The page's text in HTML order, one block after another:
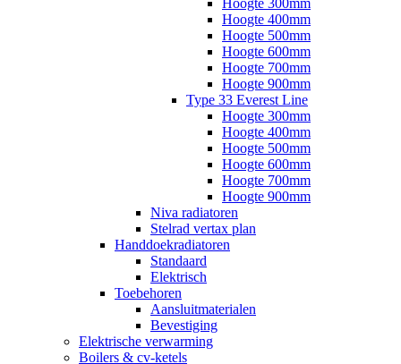
Hoogte 300mm
Hoogte 400mm
Hoogte 500mm
Hoogte 600mm
Hoogte 700mm
Hoogte 900mm
Type 33 Everest Line
Hoogte 300mm
Hoogte 400mm
Hoogte 500mm
Hoogte 600mm
Hoogte 700mm
Hoogte 900mm
Niva radiatoren
Stelrad vertax plan
Handdoekradiatoren
Standaard
Elektrisch
Toebehoren
Aansluitmaterialen
Bevestiging
Elektrische verwarming
Boilers & cv-ketels